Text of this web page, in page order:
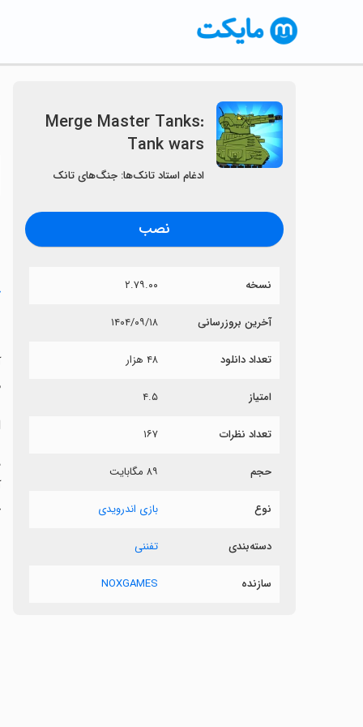
Merge Master Tanks:
Tank wars
ادغام استاد تانک‌ها: جنگ‌های تانک
نصب
نسخه ۲.۷۹.۰۰
آخرین بروزرسانی ۱۴۰۴/۰۹/۱۸
تعداد دانلود ۴۸ هزار
امتیاز ۴.۵
تعداد نظرات ۱۶۷
حجم ۸۹ مگابایت
نوع بازی اندرویدی
دسته‌بندی تفننی
سازنده NOXGAMES